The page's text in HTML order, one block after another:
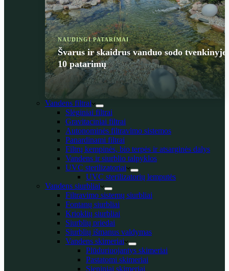
NAUDINGI PATARIMAI
Švarus ir skaidrus vanduo sodo tvenkinyje:
10 patarimų
Vandens filtrai
Slėginiai filtrai
Gravitaciniai filtrai
Autonominės filtravimo sistemos
Panardinami filtrai
Filtrų kempinės, bio terpės ir atsarginės dalys
Vandens ir siurblio talpyklos
UVC sterilizatoriai
UVC sterilizatorių lemputės
Vandens siurbliai
Filtravimo sistemų siurbliai
Fontanų siurbliai
Krioklių siurbliai
Siurblių priedai
Siurblių išmanus valdymas
Vandens skimeriai
Plūduriuojantys skimeriai
Pastatomi skimeriai
Sieniniai skimeriai